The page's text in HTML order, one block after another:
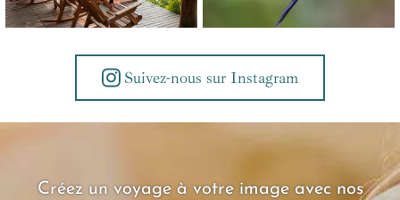
Suivez-nous sur Instagram
Créez un voyage à votre image avec nos